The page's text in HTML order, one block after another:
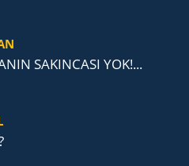
SAKINCASI YOK!...